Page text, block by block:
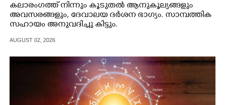
കലാരംഗത്ത് നിന്നും കൂടുതല്‍ ആനുകൂല്യങ്ങളും
അവസരങ്ങളും, ദേവാലയ ദര്‍ശന ഭാഗ്യം. സാമ്പത്തിക
സഹായം അനുവദിച്ചു കിട്ടും.
AUGUST 02, 2026